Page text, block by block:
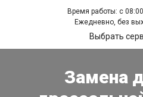
Время работы: с
Ежедневно, без
Выбрать
Замена